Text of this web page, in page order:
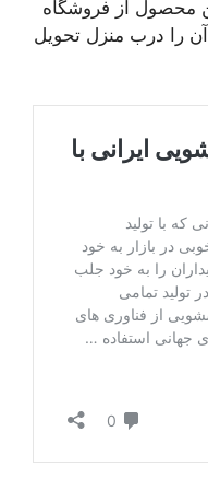
محصول از فروشگاه
آن را درب منزل تحویل